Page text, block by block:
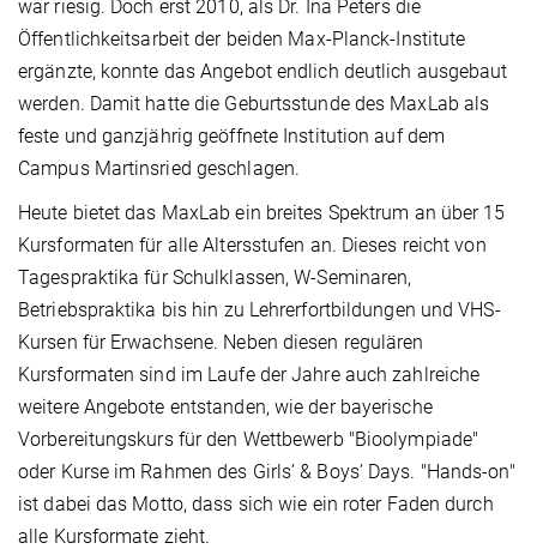
war riesig. Doch erst 2010, als Dr. Ina Peters die
Öffentlichkeitsarbeit der beiden Max-Planck-Institute
ergänzte, konnte das Angebot endlich deutlich ausgebaut
werden. Damit hatte die Geburtsstunde des MaxLab als
feste und ganzjährig geöffnete Institution auf dem
Campus Martinsried geschlagen.
Heute bietet das MaxLab ein breites Spektrum an über 15
Kursformaten für alle Altersstufen an. Dieses reicht von
Tagespraktika für Schulklassen, W-Seminaren,
Betriebspraktika bis hin zu Lehrerfortbildungen und VHS-
Kursen für Erwachsene. Neben diesen regulären
Kursformaten sind im Laufe der Jahre auch zahlreiche
weitere Angebote entstanden, wie der bayerische
Vorbereitungskurs für den Wettbewerb "Bioolympiade"
oder Kurse im Rahmen des Girls’ & Boys’ Days. "Hands-on"
ist dabei das Motto, dass sich wie ein roter Faden durch
alle Kursformate zieht.